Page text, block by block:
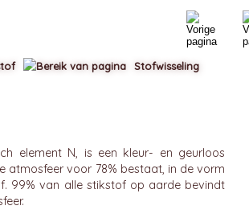
element N, is een kleur- en geurloos
atmosfeer voor 78% bestaat, in de vorm
99% van alle stikstof op aarde bevindt
Stofwisseling